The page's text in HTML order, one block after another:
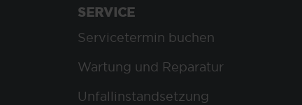
SERVICE
Servicetermin buchen
Wartung und Reparatur
Unfallinstandsetzung